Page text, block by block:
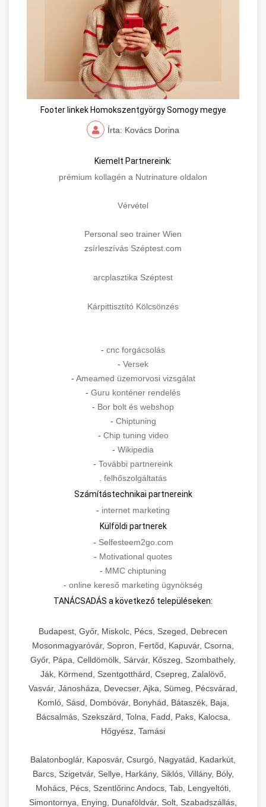
Footer linkek Homokszentgyörgy Somogy megye
Írta: Kovács Dorina
Kiemelt Partnereink:
prémium kollagén a Nutrinature oldalon
Vérvétel
Personal seo trainer Wien
zsírleszívás Széptest.com
arcplasztika Széptest
Kárpittisztító Kölcsönzés
- cnc forgácsolás
- Versek
- Ameamed üzemorvosi vizsgálat
- Guru konténer rendelés
- Bor bolt és webshop
- Chiptuning
- Chip tuning video
- Wikipedia
- További partnereink
. felhőszolgáltatás
Számítástechnikai partnereink
- internet marketing
Külföldi partnerek
- Selfesteem2go.com
- Motivational quotes
- MMC chiptuning
- online kereső marketing ügynökség
TANÁCSADÁS a következő településeken:
Budapest, Győr, Miskolc, Pécs, Szeged, Debrecen
Mosonmagyaróvár, Sopron, Fertőd, Kapuvár, Csorna,
Győr, Pápa, Celldömölk, Sárvár, Kőszeg, Szombathely,
Ják, Körmend, Szentgotthárd, Csepreg, Zalalövő,
Vasvár, Jánosháza, Devecser, Ajka, Sümeg, Pécsvárad,
Komló, Sásd, Dombóvár, Bonyhád, Bátaszék, Baja,
Bácsalmás, Szekszárd, Tolna, Fadd, Paks, Kalocsa,
Hőgyész, Tamási
Balatonboglár, Kaposvár, Csurgó, Nagyatád, Kadarkút,
Barcs, Szigetvár, Sellye, Harkány, Siklós, Villány, Bóly,
Mohács, Pécs, Szentlőrinc Andocs, Tab, Lengyeltóti,
Simontornya, Enying, Dunaföldvár, Solt, Szabadszállás,